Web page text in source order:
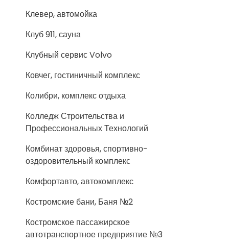
Клевер, автомойка
Клуб 911, сауна
Клубный сервис Volvo
Ковчег, гостиничный комплекс
Колибри, комплекс отдыха
Колледж Строительства и
Профессиональных Технологий
Комбинат здоровья, спортивно-
оздоровительный комплекс
Комфортавто, автокомплекс
Костромские бани, Баня №2
Костромское пассажирское
автотранспортное предприятие №3